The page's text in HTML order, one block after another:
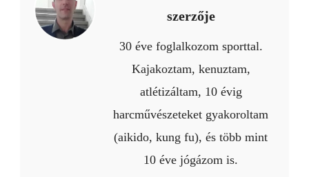
szerzője
30 éve foglalkozom sporttal.
Kajakoztam, kenuztam,
atlétizáltam, 10 évig
harcművészeteket gyakoroltam
(aikido, kung fu), és több mint
10 éve jógázom is.